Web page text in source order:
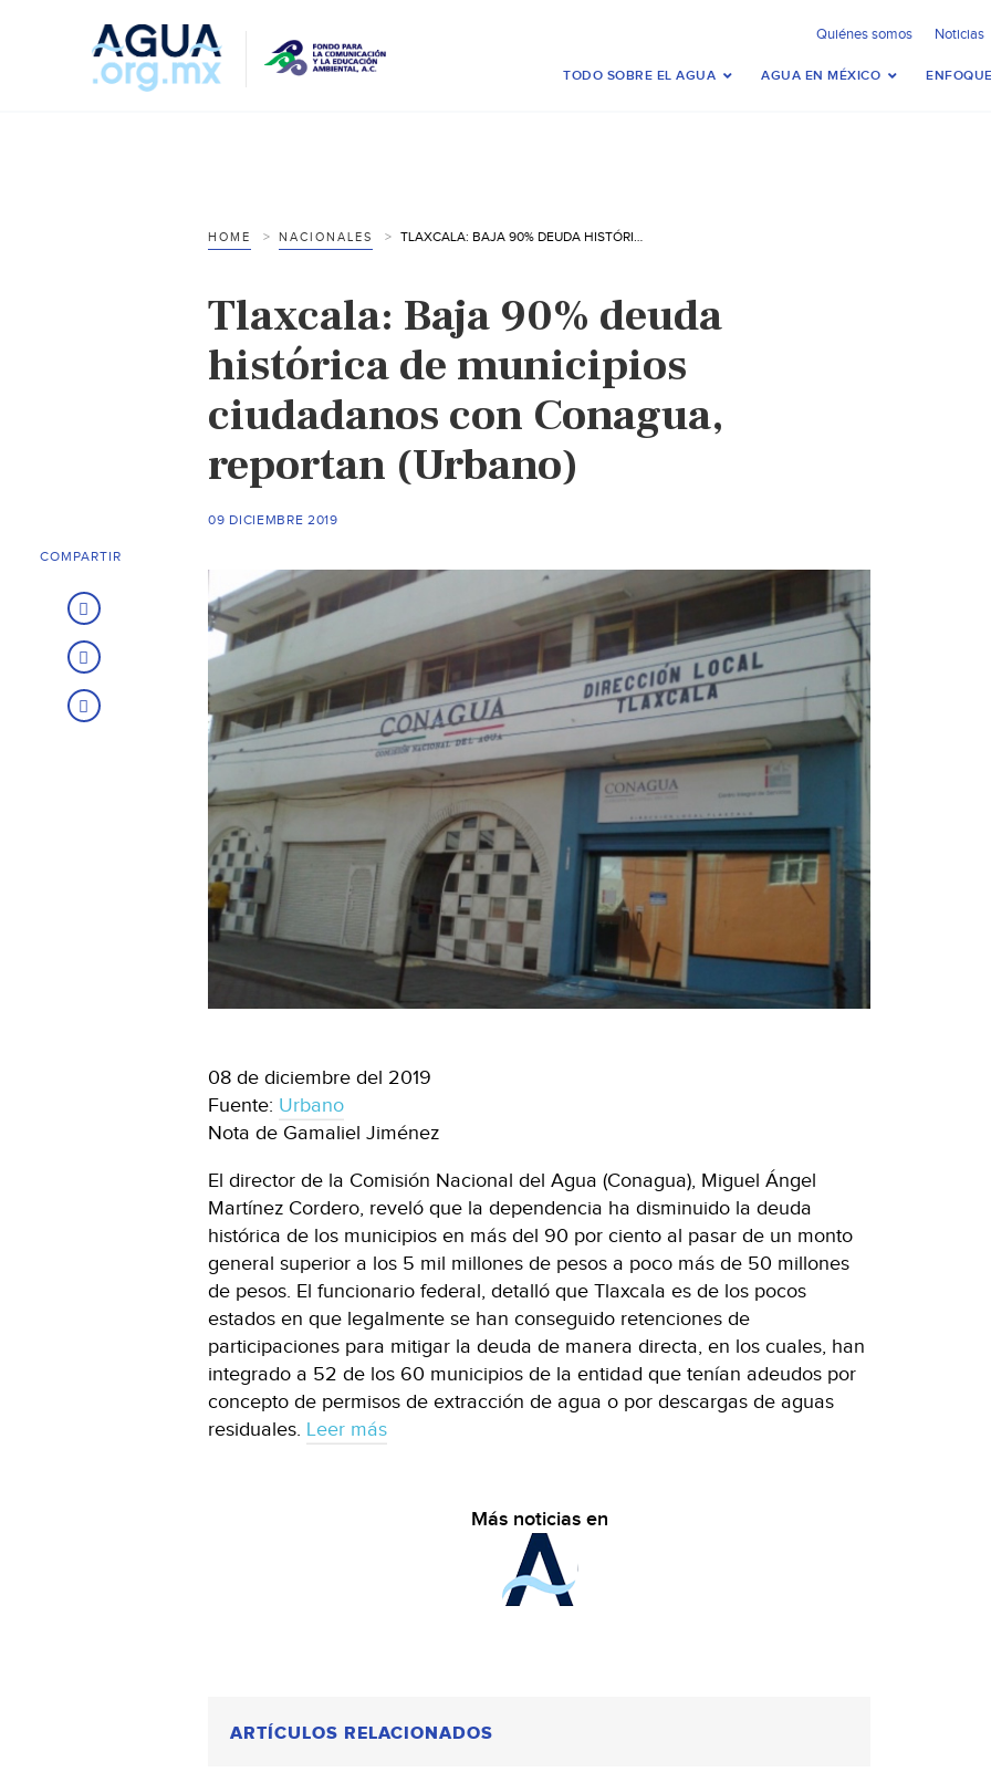
Quiénes somos Noticias
TODO SOBRE EL AGUA AGUA EN MÉXICO
HOME NACIONALES TLAXCALA: BAJA 90% DEUDA HISTÓRICA DE MUNICIPIOS CIUDADANOS CON CONAGUA, REPORTAN (URBANO)
Tlaxcala: Baja 90% deuda
histórica de municipios
ciudadanos con Conagua,
reportan (Urbano)
09 DICIEMBRE 2019
08 de diciembre del 2019
Fuente: Urbano
Nota de Gamaliel Jiménez
El director de la Comisión Nacional del Agua (Conagua), Miguel Ángel
Martínez Cordero, reveló que la dependencia ha disminuido la deuda
histórica de los municipios en más del 90 por ciento al pasar de un monto
general superior a los 5 mil millones de pesos a poco más de 50 millones
de pesos. El funcionario federal, detalló que Tlaxcala es de los pocos
estados en que legalmente se han conseguido retenciones de
participaciones para mitigar la deuda de manera directa, en los cuales, han
integrado a 52 de los 60 municipios de la entidad que tenían adeudos por
concepto de permisos de extracción de agua o por descargas de aguas
residuales. Leer más
Más noticias en
ARTÍCULOS RELACIONADOS
COMPARTIR